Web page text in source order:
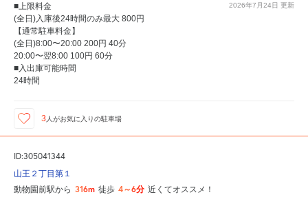
2026年7月24日 更新
■上限料金
(全日)入庫後24時間のみ最大 800円
【通常駐車料金】
(全日)8:00〜20:00 200円 40分
20:00〜翌8:00 100円 60分
■入出庫可能時間
24時間
3 人がお気に入りの駐車場
ID:305041344
山王２丁目第１
動物園前駅から 316m 徒歩 4～6分 近くてオススメ！